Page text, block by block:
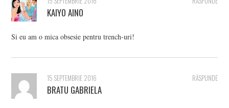
KAIYO AINO
Si eu am o mica obsesie pentru trench-uri!
RĂSPUNDE
15 SEPTEMBRIE 2016
BRATU GABRIELA